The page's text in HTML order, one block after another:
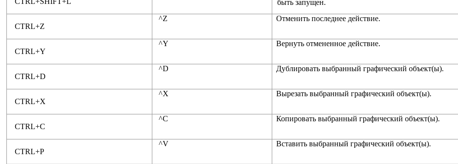
быть запущен.
CTRL+Z
^Z Отменить последнее действие.
CTRL+Y
^Y Вернуть отмененное действие.
CTRL+D
^D Дублировать выбранный графический объект(ы).
CTRL+X
^X Вырезать выбранный графический объект(ы).
CTRL+C
^C Копировать выбранный графический объект(ы).
CTRL+P
^V Вставить выбранный графический объект(ы).